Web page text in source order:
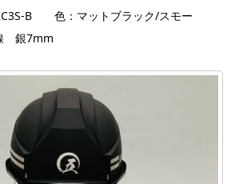
B 色：マットブラック/スモー
銀7mm